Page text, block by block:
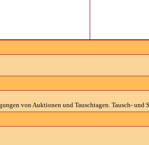
von Auktionen und Tauschtagen. Tausch-